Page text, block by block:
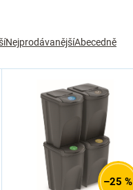
NejprodávanějšíAbecedně
–25 %